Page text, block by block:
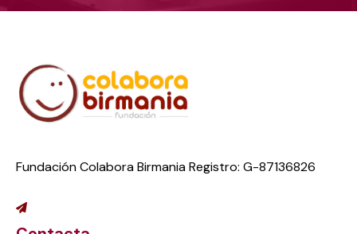
Fundación Colabora Birmania Registro: G-87136826